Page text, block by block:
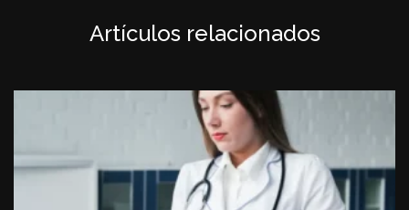
Artículos relacionados